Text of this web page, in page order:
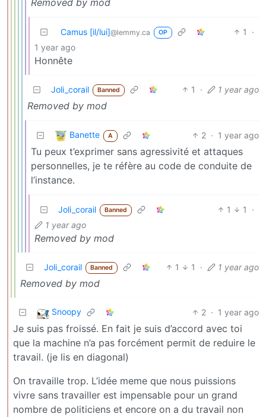
Camus [il/lui]@lemmy.ca OP 1
·
1 year ago
Honnête
Joli_corail Banned 1 · 1 year ago
Removed by mod
Banette A 2 · 1 year ago
Tu peux t’exprimer sans agressivité et attaques
personnelles, je te réfère au code de conduite de
l’instance.
Joli_corail Banned 1 1
·
1 year ago
Removed by mod
Joli_corail Banned 1 1 · 1 year ago
Removed by mod
Snoopy 2 · 1 year ago
Je suis pas froissé. En fait je suis d’accord avec toi
que la machine n’a pas forcément permit de reduire le
travail. (je lis en diagonal)
On travaille trop. L’idée meme que nous puissions
vivre sans travailler est impensable pour un grand
nombre de politiciens et encore on a du travail non